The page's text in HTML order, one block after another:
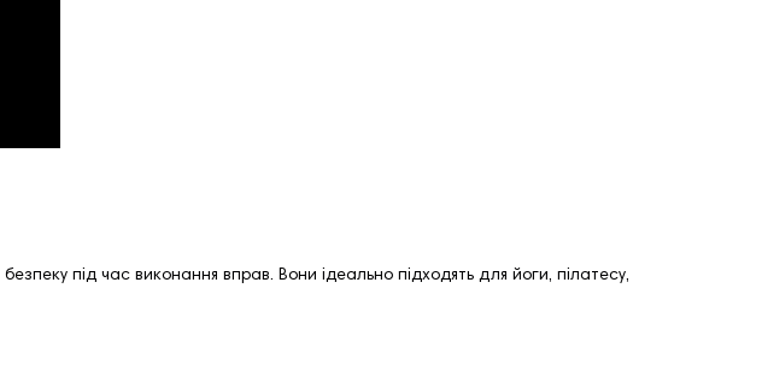
під час виконання вправ. Вони ідеально підходять для йоги, пілатесу,